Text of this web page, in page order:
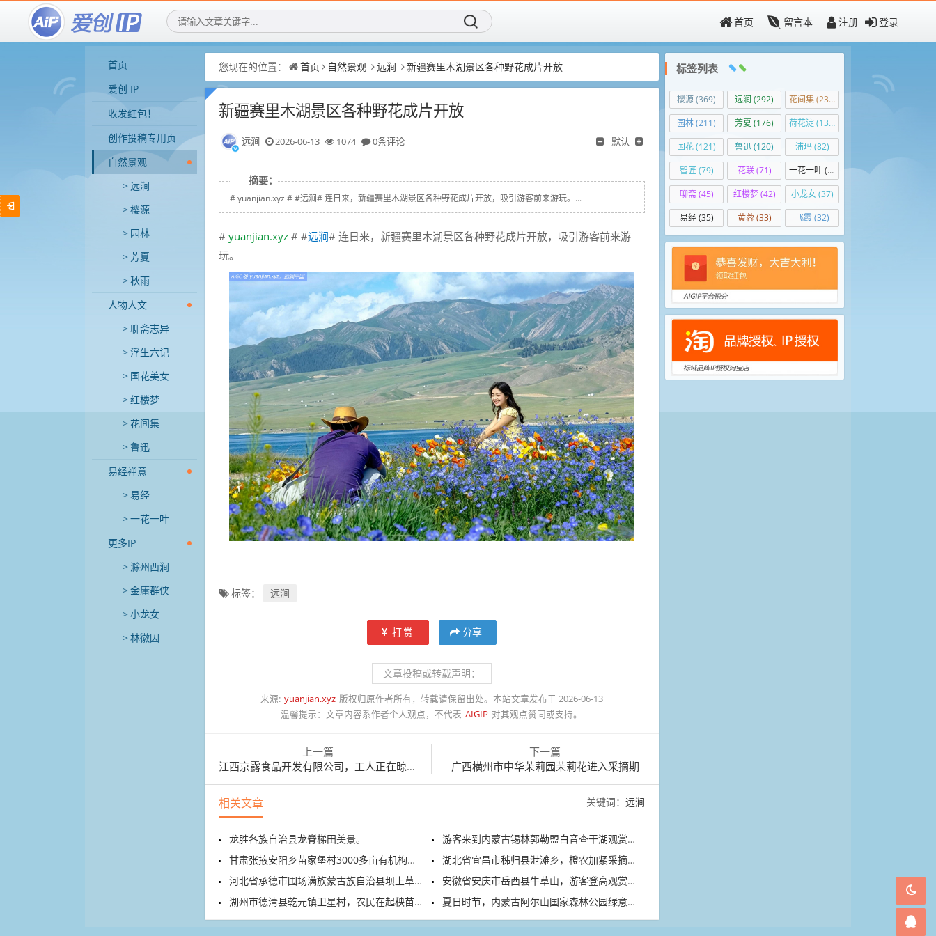
首页 留言本 注册 登录
首页
爱创 IP
收发红包！
创作投稿专用页
自然景观
远涧
樱源
园林
芳夏
秋雨
人物人文
聊斋志异
浮生六记
国花美女
红楼梦
花间集
鲁迅
易经禅意
易经
一花一叶
更多IP
滁州西涧
金庸群侠
小龙女
林徽因
您现在的位置： 首页 自然景观 远涧 新疆赛里木湖景区各种野花成片开放
新疆赛里木湖景区各种野花成片开放
远涧 2026-06-13 1074 0条评论 默认
摘要：
# yuanjian.xyz # #远涧# 连日来，新疆赛里木湖景区各种野花成片开放，吸引游客前来游玩。...
# yuanjian.xyz # #远涧# 连日来，新疆赛里木湖景区各种野花成片开放，吸引游客前来游
玩。
标签： 远涧
打赏 分享
文章投稿或转载声明：
来源: yuanjian.xyz 版权归原作者所有，转载请保留出处。本站文章发布于 2026-06-13
温馨提示：文章内容系作者个人观点，不代表 AIGIP 对其观点赞同或支持。
上一篇
江西京露食品开发有限公司，工人正在晾晒、加工酱制品
下一篇
广西横州市中华茉莉园茉莉花进入采摘期
相关文章 关键词： 远涧
龙胜各族自治县龙脊梯田美景。
游客来到内蒙古锡林郭勒盟白音查干湖观赏游玩
甘肃张掖安阳乡苗家堡村3000多亩有机枸杞进入头茬采摘季
湖北省宜昌市秭归县泄滩乡，橙农加紧采摘夏橙
河北省承德市围场满族蒙古族自治县坝上草原满目青翠
安徽省安庆市岳西县牛草山，游客登高观赏日出云海
湖州市德清县乾元镇卫星村，农民在起秧苗、插秧苗
夏日时节，内蒙古阿尔山国家森林公园绿意盎然
标签列表
樱源(369) 远涧 (292) 花间集(236)
园林(211) 芳夏 (176) 荷花淀(139)
国花(121) 鲁迅(120) 浦玛(82)
智匠 (79) 花联(71) 一花一叶(50)
聊斋(45) 红楼梦(42) 小龙女(37)
易经(35) 黄蓉(33) 飞霞 (32)